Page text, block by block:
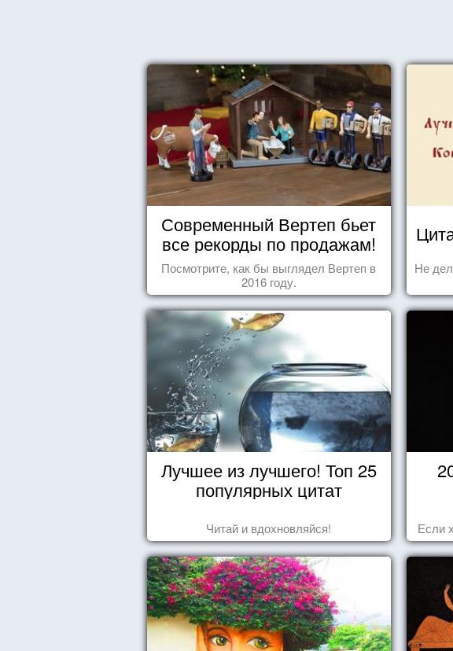
Современный Вертеп бьет
все рекорды по продажам!
Посмотрите, как бы выглядел Вертеп в
2016 году.
Не
Лучшее из лучшего! Топ 25
популярных цитат
Читай и вдохновляйся! Если